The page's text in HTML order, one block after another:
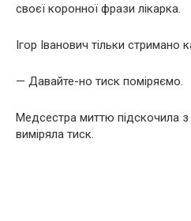
своєї коронної фрази лікарка.
Ігор Іванович тільки стримано
— Давайте-но тиск поміряємо.
Медсестра миттю підскочила
виміряла тиск.